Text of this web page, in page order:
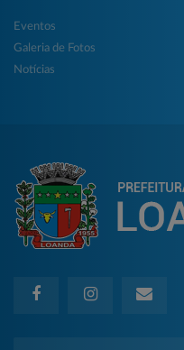
Eventos
Galeria de Fotos
Notícias